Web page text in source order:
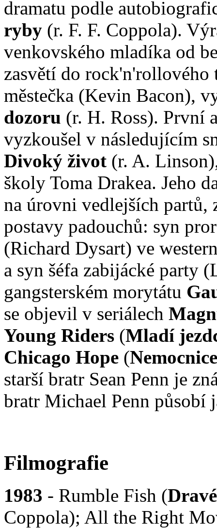
dramatu podle
ryby (r. F. F. Coppola).
venkovského mladíka od
zasvětí do
městečka (Kevin Bacon),
dozoru (r. H. Ross). První
vyzkoušel v následujícím
Divoký život (r. A.
školy Toma Drakea. Jeho
na úrovni vedlejších partů,
postavy padouchů: syn
(Richard Dysart) ve
a syn šéfa zabijácké party
gangsterském morytátu
se objevil v seriálech
Young Riders (Mladí
Chicago Hope (
starší bratr Sean Penn je
bratr Michael Penn působí
Filmografie
1983 - Rumble Fish (
Coppola); All the Right